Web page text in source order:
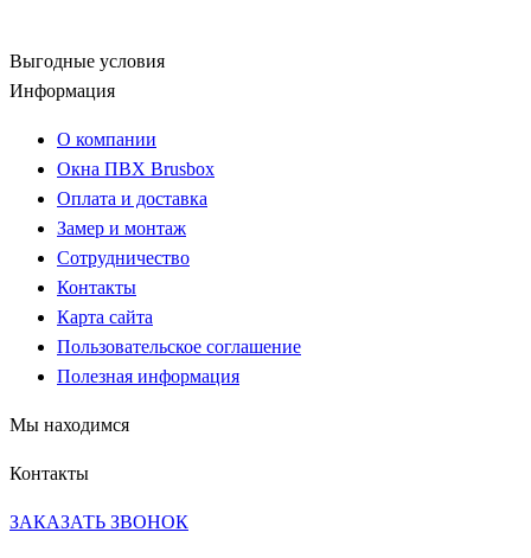
Выгодные условия
Информация
О компании
Окна ПВХ Brusbox
Оплата и доставка
Замер и монтаж
Сотрудничество
Контакты
Карта сайта
Пользовательское соглашение
Полезная информация
Мы находимся
Контакты
ЗАКАЗАТЬ ЗВОНОК